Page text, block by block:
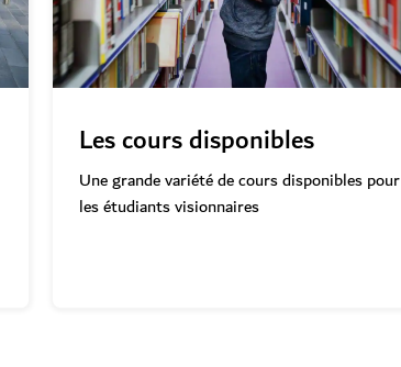
Les cours disponibles
Une grande variété de cours disponibles pour
les étudiants visionnaires